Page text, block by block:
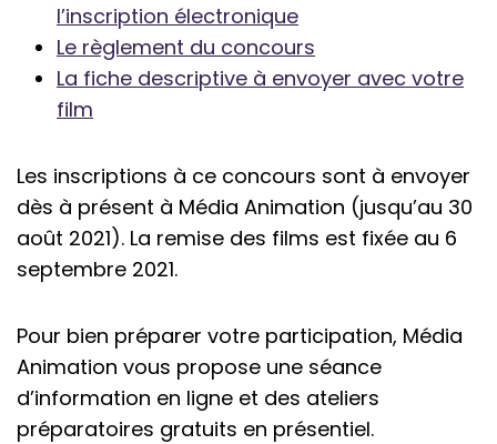
l’inscription électronique
Le règlement du concours
La fiche descriptive à envoyer avec votre
film
Les inscriptions à ce concours sont à envoyer
dès à présent à Média Animation (jusqu’au 30
août 2021). La remise des films est fixée au 6
septembre 2021.
Pour bien préparer votre participation, Média
Animation vous propose une séance
d’information en ligne et des ateliers
préparatoires gratuits en présentiel.